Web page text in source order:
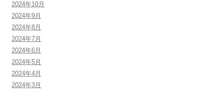
2024年10月
2024年9月
2024年8月
2024年7月
2024年6月
2024年5月
2024年4月
2024年3月